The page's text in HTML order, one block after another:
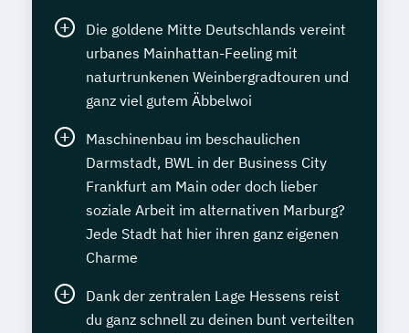
Die goldene Mitte Deutschlands vereint
urbanes Mainhattan-Feeling mit
naturtrunkenen Weinbergradtouren und
ganz viel gutem Äbbelwoi
Maschinenbau im beschaulichen
Darmstadt, BWL in der Business City
Frankfurt am Main oder doch lieber
soziale Arbeit im alternativen Marburg?
Jede Stadt hat hier ihren ganz eigenen
Charme
Dank der zentralen Lage Hessens reist
du ganz schnell zu deinen bunt verteilten